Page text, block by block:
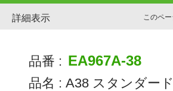
詳細表示 このペー
品番 : EA967A-38
品名 : A38 スタンダー